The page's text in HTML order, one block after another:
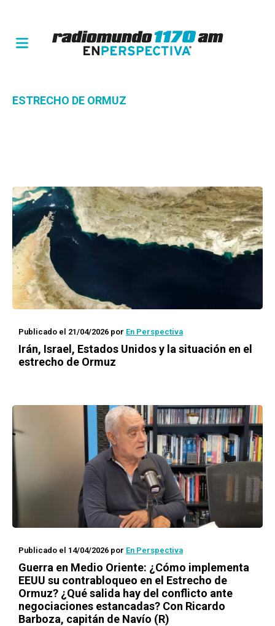
ESTRECHO DE ORMUZ
Publicado el 21/04/2026 por En Perspectiva
Irán, Israel, Estados Unidos y la situación en el
estrecho de Ormuz
Publicado el 14/04/2026 por En Perspectiva
Guerra en Medio Oriente: ¿Cómo implementa
EEUU su contrabloqueo en el Estrecho de
Ormuz? ¿Qué salida hay del conflicto ante
negociaciones estancadas? Con Ricardo
Barboza, capitán de Navío (R)